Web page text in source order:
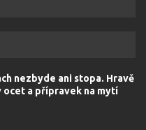
nezbyde ani stopa. Hravě
ocet a přípravek na mytí